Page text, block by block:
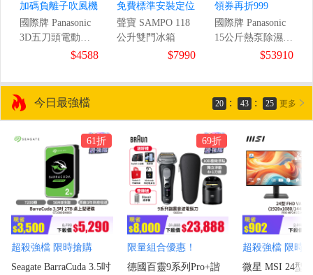
加碼負離子吹風機
國際牌 Panasonic
3D五刀頭電動刮
$4588
免費標準安裝定位
聲寶 SAMPO 118
公升雙門冰箱
$7990
領券再折999
國際牌 Panasonic
15公斤熱泵除濕式
滾筒洗衣機$53910
今日最強檔 20 : 43 : 23 更多
61折
超殺強檔 限時搶購
Seagate BarraCuda 3.5吋
69折
限量組合優惠！
德國百靈9系列Pro+諧
超殺強檔 限時
微星 MSI 24型